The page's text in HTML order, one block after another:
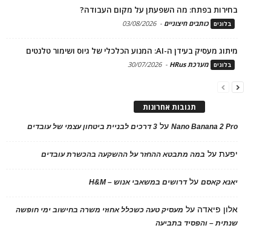
בחירות בפתח: מה השפעתן על מקום העבודה?
בלוגים כותבים חיצוניים -
03/08/2026
מיתוג מעסיק בעידן ה-AI: המנוע הכלכלי של גיוס ושימור טלנטים
בלוגים מערכת HRus -
30/07/2026
תגובות אחרונות
Nano Banana 2 Proעל 3 דרכים לבניית ביטחון עצמי של עובדים
יפעתעל במה מתבטא ההחזר על ההשקעה בהכשרת עובדים
יאנא קאסםעלדרושים במשאבי אנוש – H&M
אלון פיאדה על מעסיק טעה כשכלל אחוזי משרה בחישוב ימי חופשה
שנתית – והפסיד בתביעה